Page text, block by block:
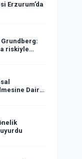
Erzurum’da
Grundberg:
riskiyle
Dair